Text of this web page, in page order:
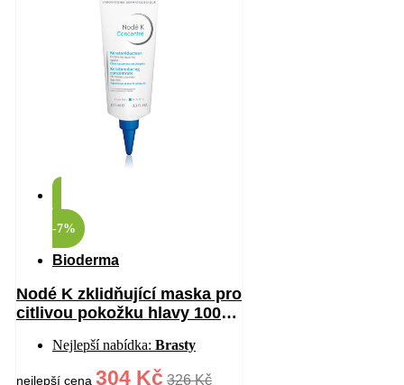
-7%
Bioderma
Nodé K zklidňující maska pro
citlivou pokožku hlavy 100
Nejlepší nabídka: Brasty
nejlepší cena 304 Kč 326 Kč